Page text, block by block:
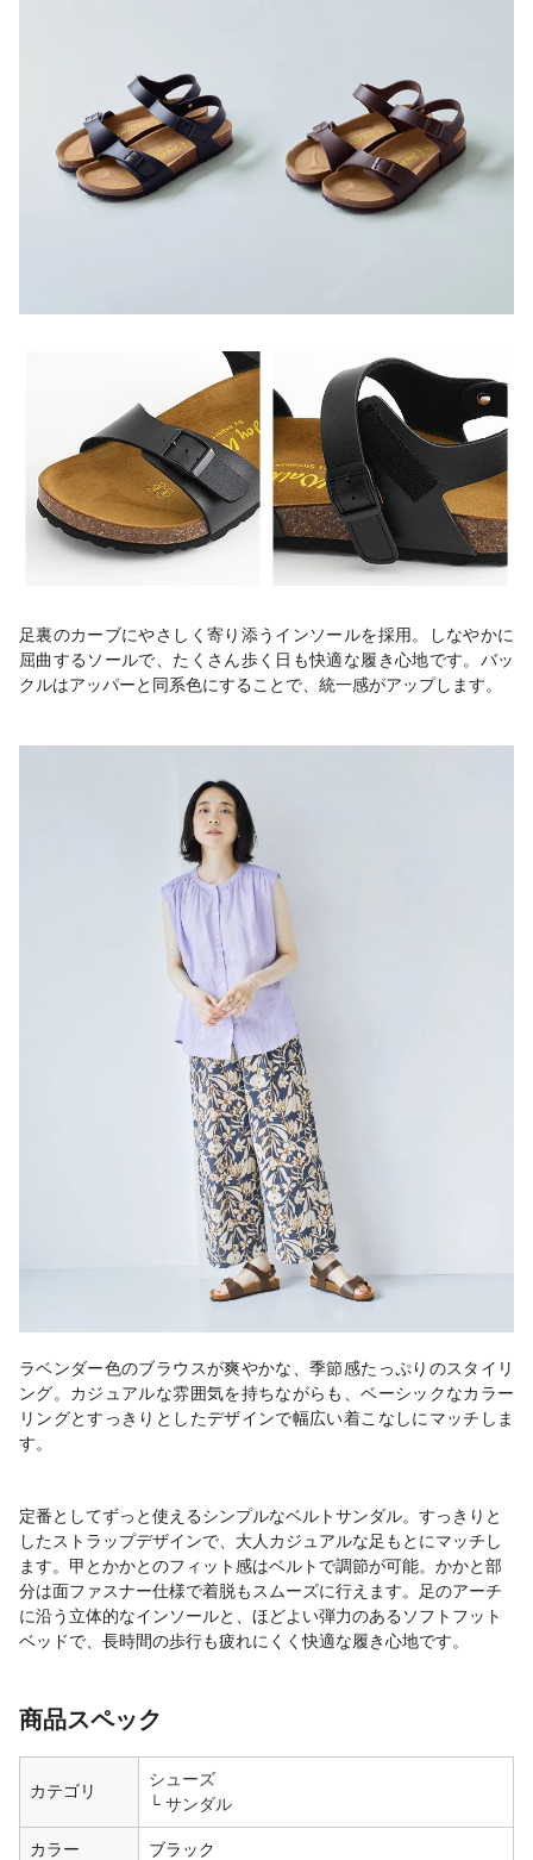
足裏のカーブにやさしく寄り添うインソールを採用。しなやかに
屈曲するソールで、たくさん歩く日も快適な履き心地です。バッ
クルはアッパーと同系色にすることで、統一感がアップします。
ラベンダー色のブラウスが爽やかな、季節感たっぷりのスタイリ
ング。カジュアルな雰囲気を持ちながらも、ベーシックなカラー
リングとすっきりとしたデザインで幅広い着こなしにマッチしま
す。
定番としてずっと使えるシンプルなベルトサンダル。すっきりと
したストラップデザインで、大人カジュアルな足もとにマッチし
ます。甲とかかとのフィット感はベルトで調節が可能。かかと部
分は面ファスナー仕様で着脱もスムーズに行えます。足のアーチ
に沿う立体的なインソールと、ほどよい弾力のあるソフトフット
ベッドで、長時間の歩行も疲れにくく快適な履き心地です。
商品スペック
カテゴリ
シューズ
サンダル
カラー ブラック